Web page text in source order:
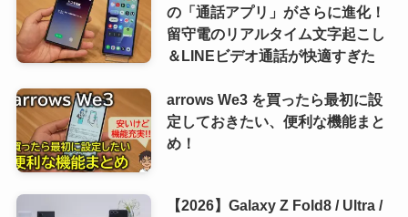
の「通話アプリ」がさらに進化！
留守電のリアルタイム文字起こし
＆LINEビデオ通話が快適すぎた
arrows We3 を買ったら最初に設
定しておきたい、便利な機能まと
め！
【2026】Galaxy Z Fold8 / Ultra /